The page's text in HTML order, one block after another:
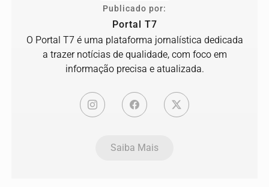
Publicado por:
Portal T7
O Portal T7 é uma plataforma jornalística dedicada
a trazer notícias de qualidade, com foco em
informação precisa e atualizada.
Saiba Mais